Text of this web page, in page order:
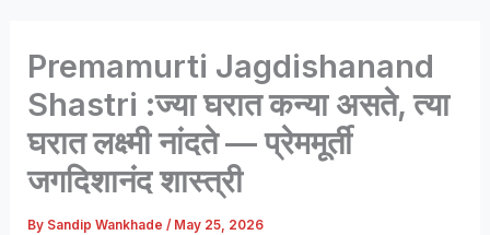
Premamurti Jagdishanand
Shastri :ज्या घरात कन्या असते, त्या
घरात लक्ष्मी नांदते — प्रेममूर्ती
जगदिशानंद शास्त्री
By Sandip Wankhade/ May 25, 2026